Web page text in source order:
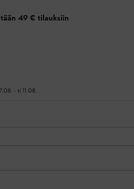
49 € tilauksiin
- ti 11.08.